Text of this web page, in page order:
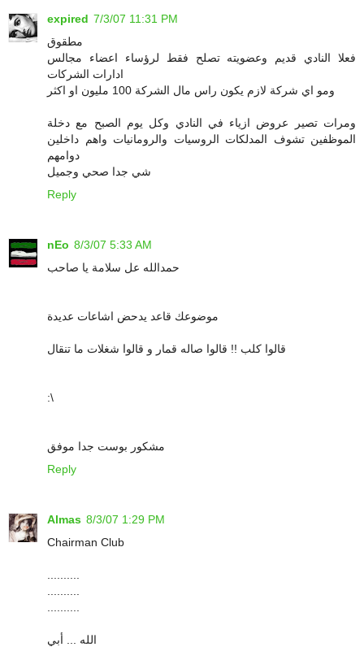
expired 7/3/07 11:31 PM
مطقوق
فعلا النادي قديم وعضويته تصلح فقط لرؤساء اعضاء مجالس
ادارات الشركات
ومو اي شركة لازم يكون راس مال الشركة 100 مليون او اكثر
ومرات تصير عروض ازياء في النادي وكل يوم الصبح مع دخلة
الموظفين تشوف المدلكات الروسيات والرومانيات واهم داخلين
دوامهم
شي جدا صحي وجميل
Reply
nEo 8/3/07 5:33 AM
حمدالله عل سلامة يا صاحب
موضوعك قاعد يدحض اشاعات عديدة
قالوا كلب !! قالوا صاله قمار و قالوا شغلات ما تنقال
:\
مشكور بوست جدا موفق
Reply
Almas 8/3/07 1:29 PM
Chairman Club
الله ... أبي